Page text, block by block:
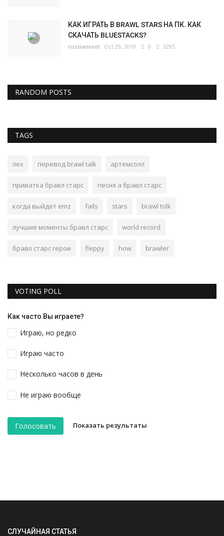
КАК ИГРАТЬ В BRAWL STARS НА ПК. КАК
СКАЧАТЬ BLUESTACKS?
russianroot Oct 29, 2019 0 3295
RANDOM POSTS
TAGS
лех перевод brawl talk артемсолл
приватка бравл старс песня а бравл старс
когда выйдет emz fails stars brawl tolk
лучшие моменты бравл старс world record
бравл старс герои fleppy how brawler
VOTING POLL
Как часто Вы играете?
Играю, но редко
Играю часто
Несколько часов в день
Не играю вообще
Голосовать Показать результаты
СЛУЧАЙНАЯ СТАТЬЯ